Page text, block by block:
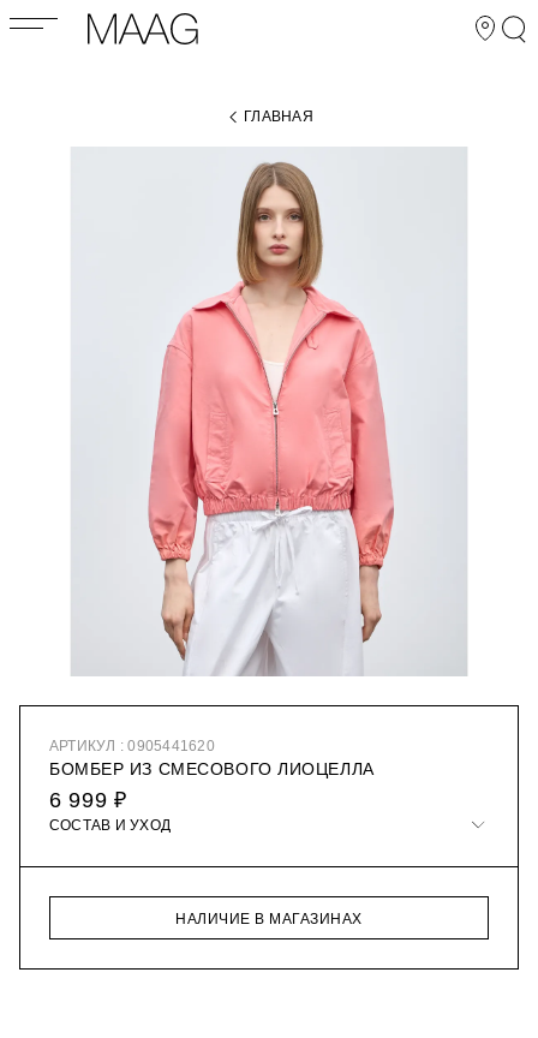
ГЛАВНАЯ
АРТИКУЛ : 0905441620
БОМБЕР ИЗ СМЕСОВОГО ЛИОЦЕЛЛА
6 999 ₽
СОСТАВ И УХОД
НАЛИЧИЕ В МАГАЗИНАХ